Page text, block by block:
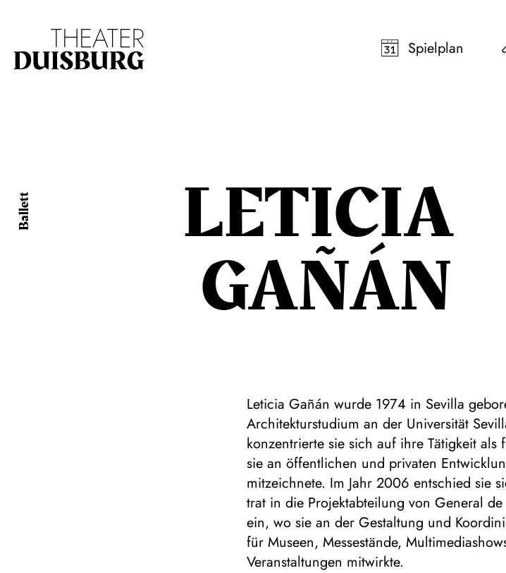
Spielplan
Ballett LETICIA
GAÑÁN
Leticia Gañán wurde 1974 in Sevilla
Architekturstudium an der Universität
konzentrierte sie sich auf ihre Tätigkeit
sie an öffentlichen und privaten
mitzeichnete. Im Jahr 2006 entschied sie
trat in die Projektabteilung von General
ein, wo sie an der Gestaltung und
für Museen, Messestände,
Veranstaltungen mitwirkte.